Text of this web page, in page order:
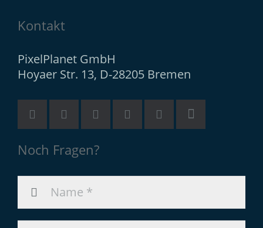
Kontakt
PixelPlanet GmbH
Hoyaer Str. 13, D-28205 Bremen
Noch Fragen?